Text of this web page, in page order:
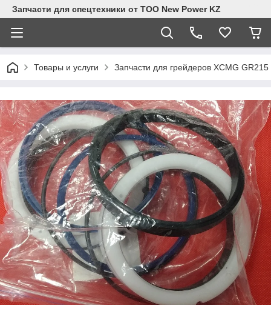
Запчасти для спецтехники от ТОО New Power KZ
Товары и услуги Запчасти для грейдеров XCMG